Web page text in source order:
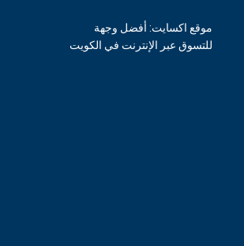
موقع اكسايت: أفضل وجهة
للتسوق عبر الإنترنت في الكويت